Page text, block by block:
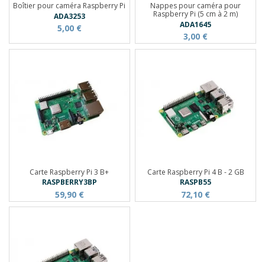
Boîtier pour caméra Raspberry Pi
ADA3253
5,00 €
Nappes pour caméra pour
Raspberry Pi (5 cm à 2 m)
ADA1645
3,00 €
Carte Raspberry Pi 3 B+
RASPBERRY3BP
59,90 €
Carte Raspberry Pi 4 B - 2 GB
RASPB55
72,10 €